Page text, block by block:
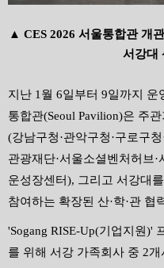
▲ CES 2026 서울통합관 개
서강대
지난 1 월 6일부터 9일까지 운
통합관(Seoul Pavilion)은 주관
(강남구청·관악구청·구로구청
관광재단·서울소셜벤처허브·
운성장센터), 그리고 서강대
참여하는 확장된 산·학·관 협
'Sogang RISE-Up(기업지원)'
를 위해 서강 가족회사 중 2개